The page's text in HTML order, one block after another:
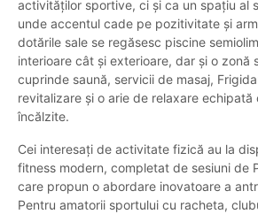
activităților sportive, ci și ca un spațiu al
unde accentul cade pe pozitivitate și
dotările sale se regăsesc piscine
interioare cât și exterioare, dar și o zonă
cuprinde saună, servicii de masaj,
revitalizare și o arie de relaxare echipată
încălzite.
Cei interesați de activitate fizică au la
fitness modern, completat de sesiuni de
care propun o abordare inovatoare a
Pentru amatorii sportului cu racheta,